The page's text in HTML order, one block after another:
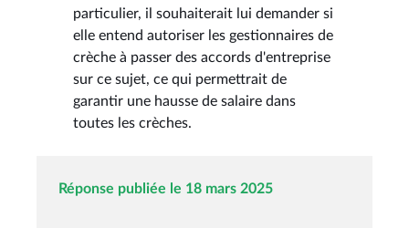
particulier, il souhaiterait lui demander si
elle entend autoriser les gestionnaires de
crèche à passer des accords d'entreprise
sur ce sujet, ce qui permettrait de
garantir une hausse de salaire dans
toutes les crèches.
Réponse publiée le 18 mars 2025